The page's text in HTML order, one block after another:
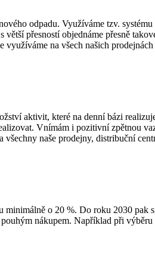
odpadu. Využíváme tzv.
přesností objednáme přesně
na všech našich
aktivit, které na denní bázi
Vnímám i pozitivní zpětnou
naše prodejny, distribuční
o 20 %. Do roku 2030 pak
nákupem. Například při